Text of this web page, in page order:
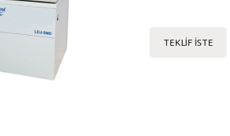
TEKLIF İSTE